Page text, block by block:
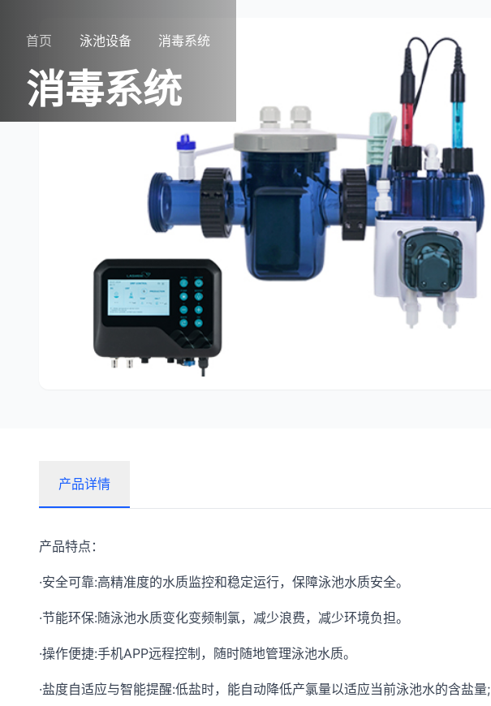
首页 泳池设备 消毒系统
消毒系统
产品详情
产品特点：
·安全可靠:高精准度的水质监控和稳定运行，保障泳池水质安全。
·节能环保:随泳池水质变化变频制氯，减少浪费，减少环境负担。
·操作便捷:手机APP远程控制，随时随地管理泳池水质。
·盐度自适应与智能提醒:低盐时，能自动降低产氯量以适应当前泳池水的含盐量;